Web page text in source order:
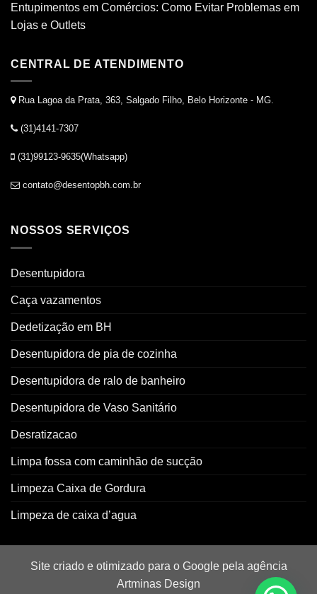
Entupimentos em Comércios: Como Evitar Problemas em
Lojas e Outlets
CENTRAL DE ATENDIMENTO
Rua Lagoa da Prata, 363, Salgado Filho, Belo Horizonte - MG.
(31)4141-7307
(31)99123-9635(Whatsapp)
contato@desentopbh.com.br
NOSSOS SERVIÇOS
Desentupidora
Caça vazamentos
Dedetização em BH
Desentupidora de pia de cozinha
Desentupidora de ralo de banheiro
Desentupidora de Vaso Sanitário
Desratizacao
Limpa fossa com caminhão de sucção
Limpeza Caixa de Gordura
Limpeza de caixa d’agua
Site criado e otimizado para o Google pela agência
Artminas Design